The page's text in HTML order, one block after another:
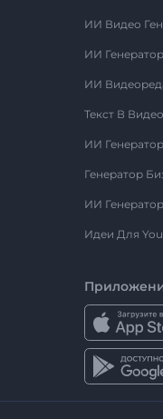
ИИ Видео
ИИ
ИИ
Текст В
ИИ
Генератор
ИИ
Идеи Для